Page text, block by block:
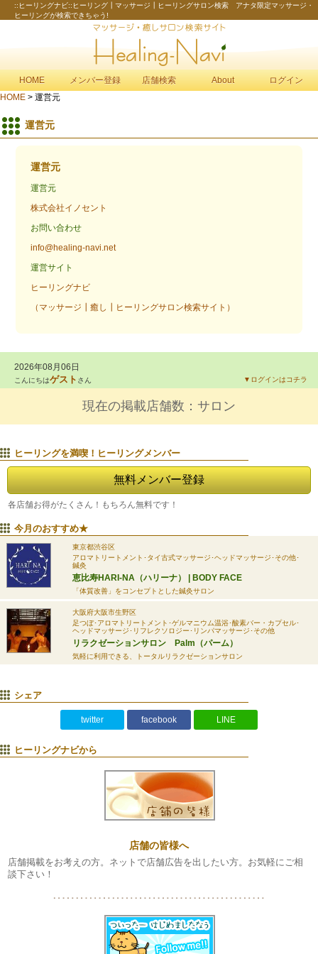
::ヒーリングナビ::ヒーリング┃マッサージ┃ヒーリングサロン検索 アナタ限定マッサージ・
ヒーリングが検索できちゃう!
HOME メンバー登録 店舗検索 About
ログイン
HOME > 運営元
運営元
運営元
運営元
株式会社イノセント
お問い合わせ
info@healing-navi.net
運営サイト
ヒーリングナビ
（マッサージ┃癒し┃ヒーリングサロン検索サイト）
2026年08月06日
こんにちはゲスト さん ▼ログインはコチラ
現在の掲載店舗数： サロン
ヒーリングを満喫！ヒーリングメンバー
無料メンバー登録
各店舗お得がたくさん！もちろん無料です！
今月のおすすめ★
東京都渋谷区
アロマトリートメント･タイ古式マッサージ･ヘッドマッサージ･その他･
鍼灸
恵比寿HARI-NA（ハリーナ） | BODY FACE
「体質改善」をコンセプトとした鍼灸サロン
大阪府大阪市生野区
足つぼ･アロマトリートメント･ゲルマニウム温浴･酸素バー・カプセル･
ヘッドマッサージ･リフレクソロジー･リンパマッサージ･その他
リラクゼーションサロン Palm（パーム）
気軽に利用できる、トータルリラクゼーションサロン
シェア
twitter facebook LINE
ヒーリングナビから
店舗の皆様へ
店舗掲載をお考えの方。ネットで店舗広告を出したい方。お気軽にご相
談下さい！